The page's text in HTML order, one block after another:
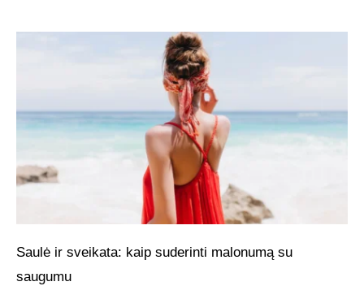
Saulė ir sveikata: kaip suderinti malonumą su
saugumu